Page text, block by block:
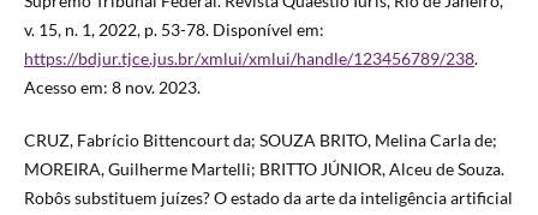
v. 15, n. 1, 2022, p. 53-78. Disponível em:
https://bdjur.tjce.jus.br/xmlui/xmlui/handle/123456789/238.
Acesso em: 8 nov. 2023.
CRUZ, Fabrício Bittencourt da; SOUZA BRITO, Melina Carla de;
MOREIRA, Guilherme Martelli; BRITTO JÚNIOR, Alceu de Souza.
Robôs substituem juízes? O estado da arte da inteligência artificial